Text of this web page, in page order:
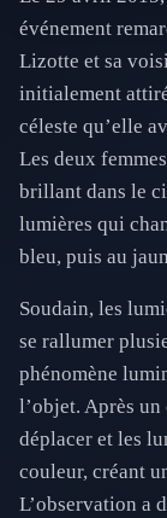
événement
Lizotte et sa
initialement
céleste qu’elle
Les deux
brillant dans le
lumières qui
bleu, puis au
Soudain, les
se rallumer
phénomène
l’objet. Après un
déplacer et les
couleur, créant
L’observation a